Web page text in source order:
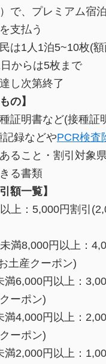
で、プレミアム宿
支払う
は1人1泊5~10枚(
からは5枚まで
し次第終了
の】
証明書など(接種証
録などやPCR検査
ること・割引対象
る書類
額一覧】
上：5,000円割引
満8,000円以上：
土産クーポン)
満6,000円以上：
ーポン)
満4,000円以上：
ーポン)
満2,000円以上：